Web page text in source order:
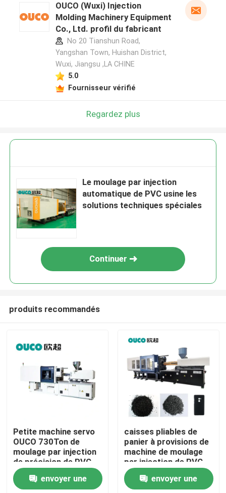
Maison
Produits
Au sujet de nous
OUCO (Wuxi) Injection
Molding Machinery Equipment
Co., Ltd. profil du fabricant
No 20 Tianshun Road,
Yangshan Town, Huishan District,
Wuxi, Jiangsu ,LA CHINE
5.0
Fournisseur vérifié
Regardez plus
Le moulage par injection
automatique de PVC usine les
solutions techniques spéciales
Continuer
produits recommandés
Petite machine servo
OUCO 730Ton de
moulage par injection
de précision de PVC
envoyer une
caisses pliables de
panier à provisions de
machine de moulage
par injection de PVC
1100T
envoyer une